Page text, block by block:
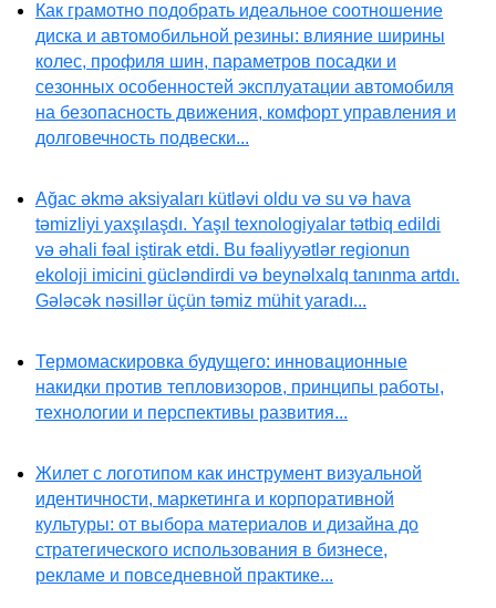
Как грамотно подобрать идеальное соотношение
диска и автомобильной резины: влияние ширины
колес, профиля шин, параметров посадки и
сезонных особенностей эксплуатации автомобиля
на безопасность движения, комфорт управления и
долговечность подвески...
Ağac əkmə aksiyaları kütləvi oldu və su və hava
təmizliyi yaxşılaşdı. Yaşıl texnologiyalar tətbiq edildi
və əhali fəal iştirak etdi. Bu fəaliyyətlər regionun
ekoloji imicini gücləndirdi və beynəlxalq tanınma artdı.
Gələcək nəsillər üçün təmiz mühit yaradı...
Термомаскировка будущего: инновационные
накидки против тепловизоров, принципы работы,
технологии и перспективы развития...
Жилет с логотипом как инструмент визуальной
идентичности, маркетинга и корпоративной
культуры: от выбора материалов и дизайна до
стратегического использования в бизнесе,
рекламе и повседневной практике...